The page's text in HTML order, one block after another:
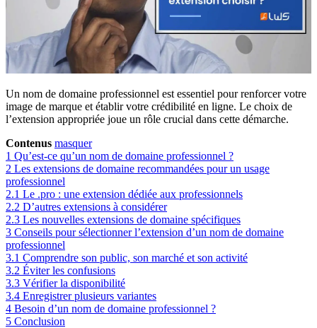
Un nom de domaine professionnel est essentiel pour renforcer votre
image de marque et établir votre crédibilité en ligne. Le choix de
l’extension appropriée joue un rôle crucial dans cette démarche.
Contenus masquer
1 Qu’est-ce qu’un nom de domaine professionnel ?
2 Les extensions de domaine recommandées pour un usage
professionnel
2.1 Le .pro : une extension dédiée aux professionnels
2.2 D’autres extensions à considérer
2.3 Les nouvelles extensions de domaine spécifiques
3 Conseils pour sélectionner l’extension d’un nom de domaine
professionnel
3.1 Comprendre son public, son marché et son activité
3.2 Éviter les confusions
3.3 Vérifier la disponibilité
3.4 Enregistrer plusieurs variantes
4 Besoin d’un nom de domaine professionnel ?
5 Conclusion